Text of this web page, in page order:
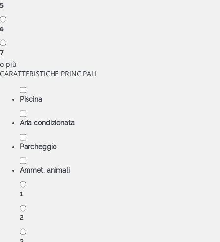
5
6
7
o più
CARATTERISTICHE PRINCIPALI
Piscina
Aria condizionata
Parcheggio
Ammet. animali
1
2